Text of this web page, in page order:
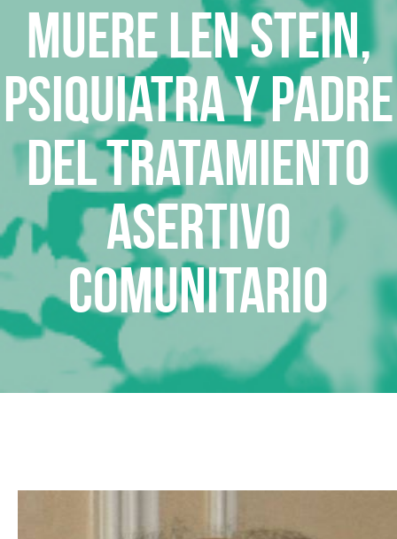
Muere Len Stein,
psiquiatra y padre
del Tratamiento
Asertivo
Comunitario